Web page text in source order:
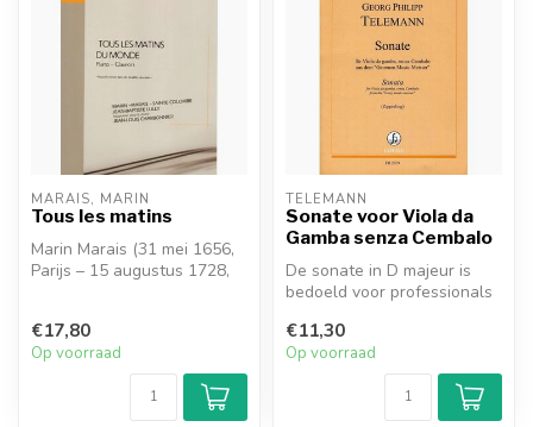
MARAIS, MARIN
Tous les matins
Marin Marais (31 mei 1656,
Parijs – 15 augustus 1728,
€17,80
Op voorraad
TELEMANN
Sonate voor Viola da
Gamba senza Cembalo
De sonate in D majeur is
bedoeld voor professionals
te...
€11,30
Op voorraad